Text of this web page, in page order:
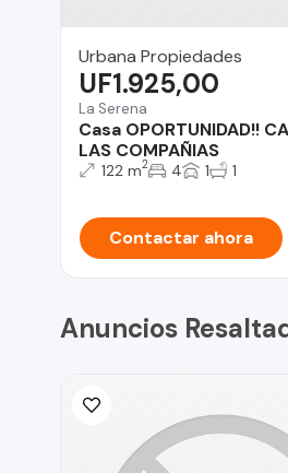
Urbana Propiedades
La Serena
Casa OPORTUNIDAD!!
LAS COMPAÑIAS
UF1.925,00
122 m2 4 1 1
Contactar ahora
Anuncios